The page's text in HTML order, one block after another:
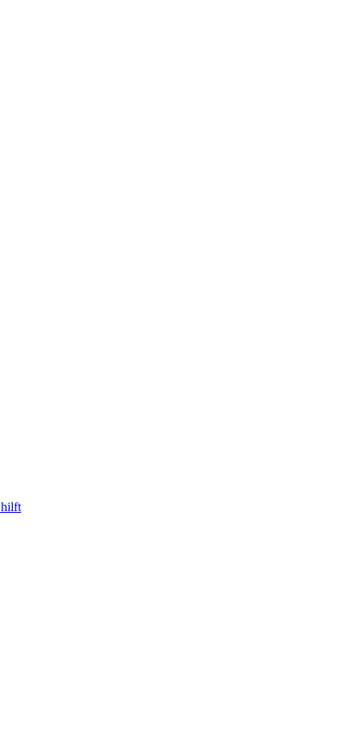
hilft